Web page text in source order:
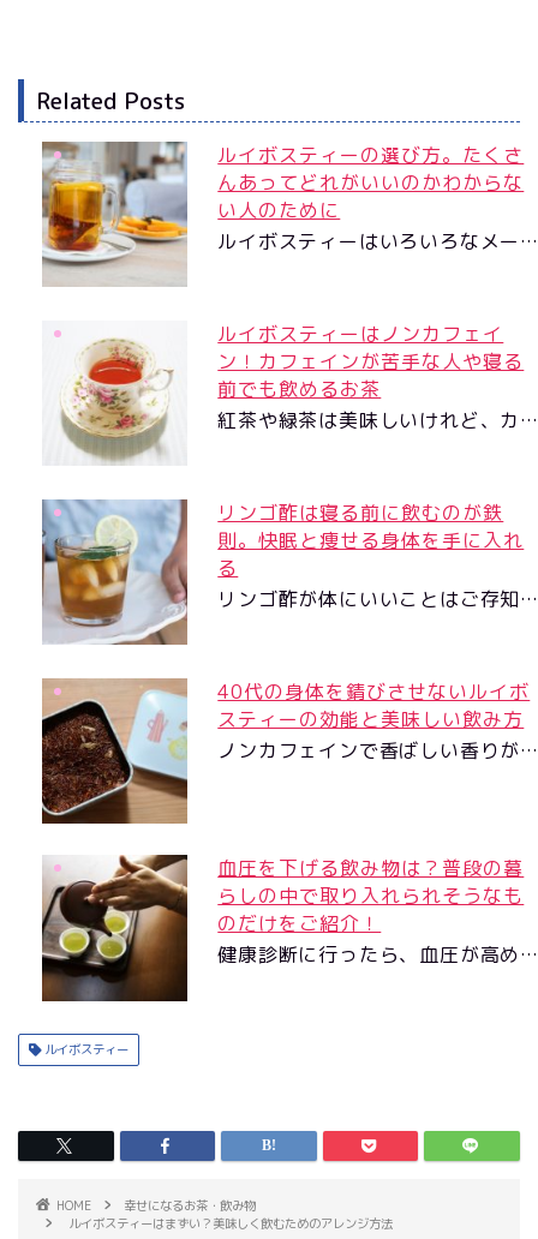
Related Posts
ルイボスティーの選び方。たくさ
んあってどれがいいのかわからな
い人のために
ルイボスティーはいろいろなメー
ルイボスティーはノンカフェイ
ン！カフェインが苦手な人や寝る
前でも飲めるお茶
紅茶や緑茶は美味しいけれど、カ
リンゴ酢は寝る前に飲むのが鉄
則。快眠と痩せる身体を手に入れ
る
リンゴ酢が体にいいことはご存知
40代の身体を錆びさせないルイボ
スティーの効能と美味しい飲み方
ノンカフェインで香ばしい香りが
血圧を下げる飲み物は？普段の暮
らしの中で取り入れられそうなも
のだけをご紹介！
健康診断に行ったら、血圧が高め
ルイボスティー
HOME
幸せになるお茶・飲み物
ルイボスティーはまずい？美味しく飲むためのアレンジ方法